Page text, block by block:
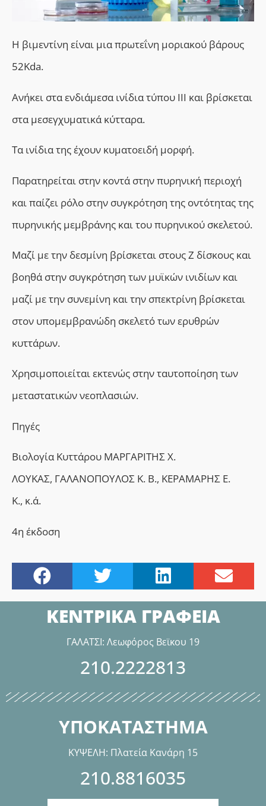
Η βιμεντίνη είναι μια πρωτεΐνη μοριακού βάρους
52Kda.
Ανήκει στα ενδιάμεσα ινίδια τύπου ΙΙΙ και βρίσκεται
στα μεσεγχυματικά κύτταρα.
Τα ινίδια της έχουν κυματοειδή μορφή.
Παρατηρείται στην κοντά στην πυρηνική περιοχή
και παίζει ρόλο στην συγκρότηση της οντότητας της
πυρηνικής μεμβράνης και του πυρηνικού σκελετού.
Μαζί με την δεσμίνη βρίσκεται στους Ζ δίσκους και
βοηθά στην συγκρότηση των μυϊκών ινιδίων και
μαζί με την συνεμίνη και την σπεκτρίνη βρίσκεται
στον υπομεμβρανώδη σκελετό των ερυθρών
κυττάρων.
Χρησιμοποιείται εκτενώς στην ταυτοποίηση των
μεταστατικών νεοπλασιών.
Πηγές
Βιολογία Κυττάρου ΜΑΡΓΑΡΙΤΗΣ Χ.
ΛΟΥΚΑΣ, ΓΑΛΑΝΟΠΟΥΛΟΣ Κ. Β., ΚΕΡΑΜΑΡΗΣ Ε.
Κ., κ.ά.
4η έκδοση
ΚΕΝΤΡΙΚΑ ΓΡΑΦΕΙΑ
ΓΑΛΑΤΣΙ: Λεωφόρος Βεϊκου 19
210.2222813
ΥΠΟΚΑΤΑΣΤΗΜΑ
ΚΥΨΕΛΗ: Πλατεία Κανάρη 15
210.8816035